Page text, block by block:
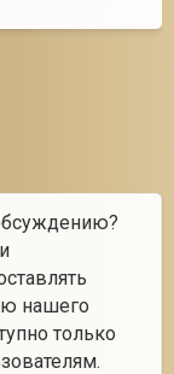
нашего
только